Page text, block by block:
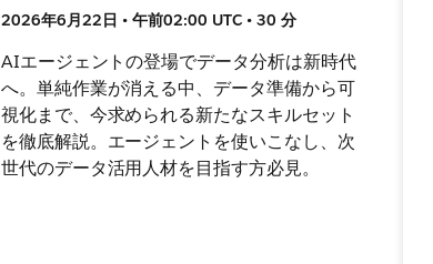
2026年6月22日 • 午前02:00 UTC • 30 分
AIエージェントの登場でデータ分析は新時代
へ。単純作業が消える中、データ準備から可
視化まで、今求められる新たなスキルセット
を徹底解説。エージェントを使いこなし、次
世代のデータ活用人材を目指す方必見。